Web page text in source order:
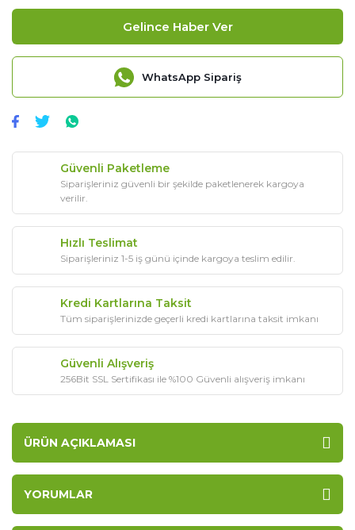
Gelince Haber Ver
WhatsApp Sipariş
Güvenli Paketleme
Siparişleriniz güvenli bir şekilde paketlenerek kargoya
verilir.
Hızlı Teslimat
Siparişleriniz 1-5 iş günü içinde kargoya teslim edilir.
Kredi Kartlarına Taksit
Tüm siparişlerinizde geçerli kredi kartlarına taksit imkanı
Güvenli Alışveriş
256Bit SSL Sertifikası ile %100 Güvenli alışveriş imkanı
ÜRÜN AÇIKLAMASI
YORUMLAR